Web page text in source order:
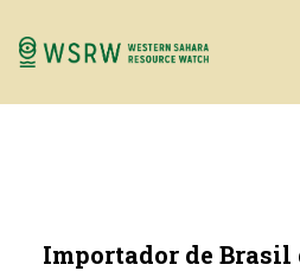
Importador de Brasil